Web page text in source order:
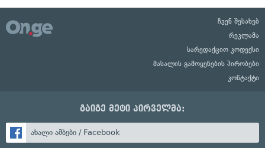
ჩვენ შესახებ
რეკლამა
სარედაქციო კოდექსი
მასალის გამოყენების პირობები
კონტაქტი
გაიგე მეტი პირველმა:
ახალი ამბები / Facebook